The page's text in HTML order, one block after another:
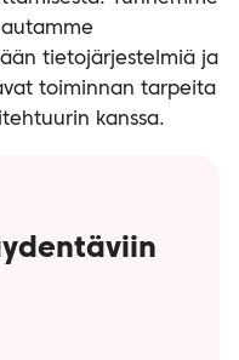
tietojärjestelmiä ja
toiminnan tarpeita
kanssa.